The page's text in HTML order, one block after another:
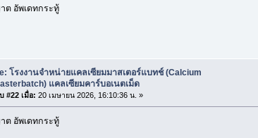
ต อัพเดทกระทู้
โรงงานจำหน่ายแคลเซียมมาสเตอร์แบทช์ (Calcium
แคลเซียมคาร์บอเนตเม็ด
#22 เมื่อ: 20 เมษายน 2026, 16:10:36 น. »
ต อัพเดทกระทู้